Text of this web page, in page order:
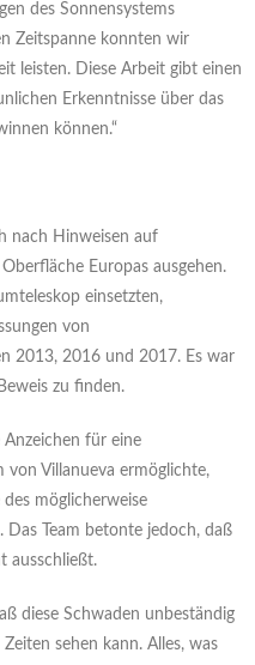
des Sonnensystems
Zeitspanne konnten wir
leisten. Diese Arbeit gibt einen
Erkenntnisse über das
können.“
nach Hinweisen auf
Europas ausgehen.
einsetzten,
von
2013, 2016 und 2017. Es war
zu finden.
für eine
von Villanueva ermöglichte,
möglicherweise
Das Team betonte jedoch, daß
ausschließt.
diese Schwaden unbeständig
sehen kann. Alles, was